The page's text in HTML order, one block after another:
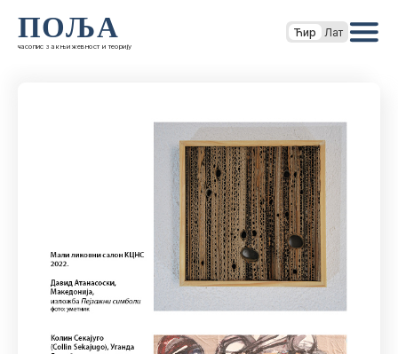
ПОЉА
часопис за књижевност и теорију
Ћир Лат